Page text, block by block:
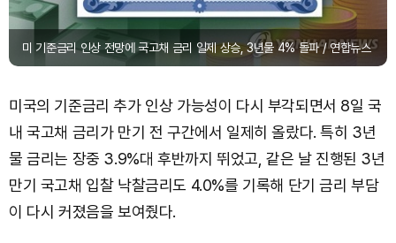
미 기준금리 인상 전망에 국고채 금리 일제 상승, 3년물 4% 돌파 / 연합뉴스
미국의 기준금리 추가 인상 가능성이 다시 부각되면서 8일 국
내 국고채 금리가 만기 전 구간에서 일제히 올랐다. 특히 3년
물 금리는 장중 3.9%대 후반까지 뛰었고, 같은 날 진행된 3년
만기 국고채 입찰 낙찰금리도 4.0%를 기록해 단기 금리 부담
이 다시 커졌음을 보여줬다.